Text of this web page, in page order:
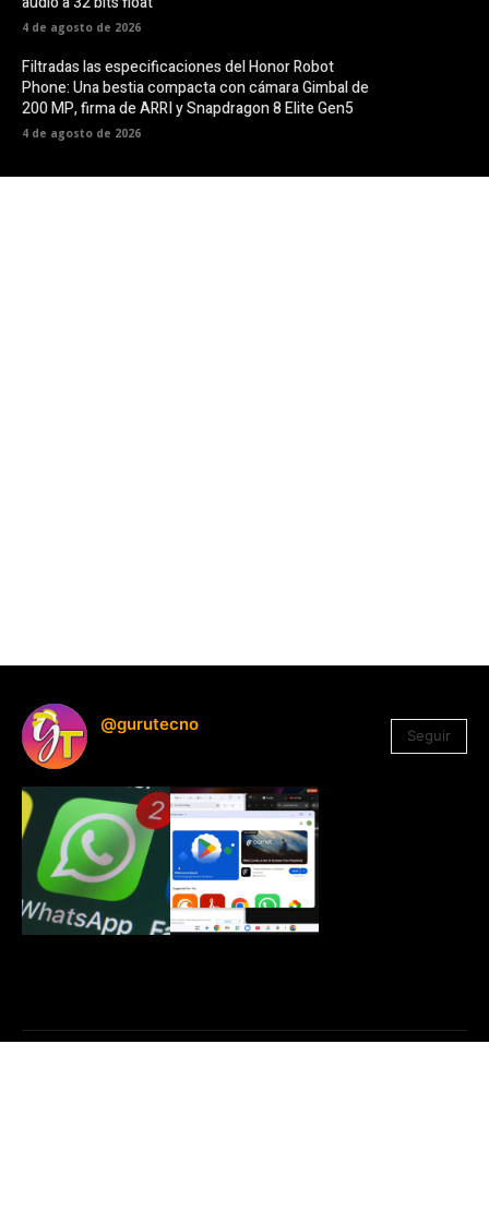
4 de agosto de 2026
Filtradas las especificaciones del Honor Robot
Phone: Una bestia compacta con cámara Gimbal de
200 MP, firma de ARRI y Snapdragon 8 Elite Gen5
4 de agosto de 2026
@gurutecno
Seguir